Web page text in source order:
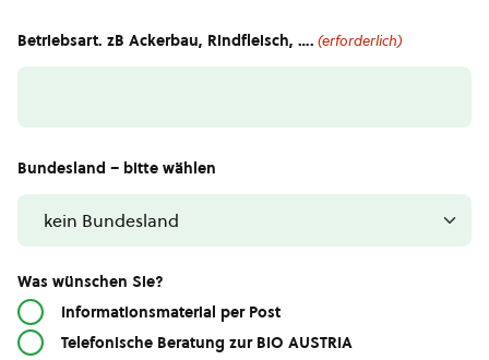
Betriebsart. zB Ackerbau, Rindfleisch, …. (erforderlich)
Bundesland – bitte wählen
Was wünschen Sie?
Informationsmaterial per Post
Telefonische Beratung zur BIO AUSTRIA